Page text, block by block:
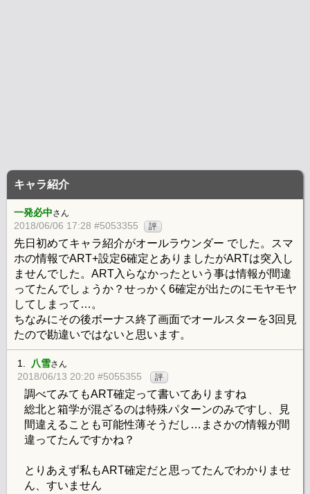
キャラ紹介
一発必中さん
2018/06/06 17:28 #5053355 評
先日初めてキャラ紹介がオールラウンダー でした。スマ
ホの情報でART+設定6確定とありましたがARTは突入し
ませんでした。ART入らなかったという事は情報が間違
ってたんでしょうか？せっかく6確定が出たのにモヤモヤ
してしまって…。
ちなみにその後ボーナス終了画面でオールスターを3回見
たので勘違いではないと思います。
1. 八雪さん
2018/06/13 20:20 #5055355 評
調べてみてもART確定って書いてありますね
総北と箱学が混ざるのは特殊パターンのみですし、見
間違えることも可能性薄そうだし…まさかの情報が間
違ってたんですかね？
とりあえず私もART確定だと思ってたんでわかりませ
ん、すいません